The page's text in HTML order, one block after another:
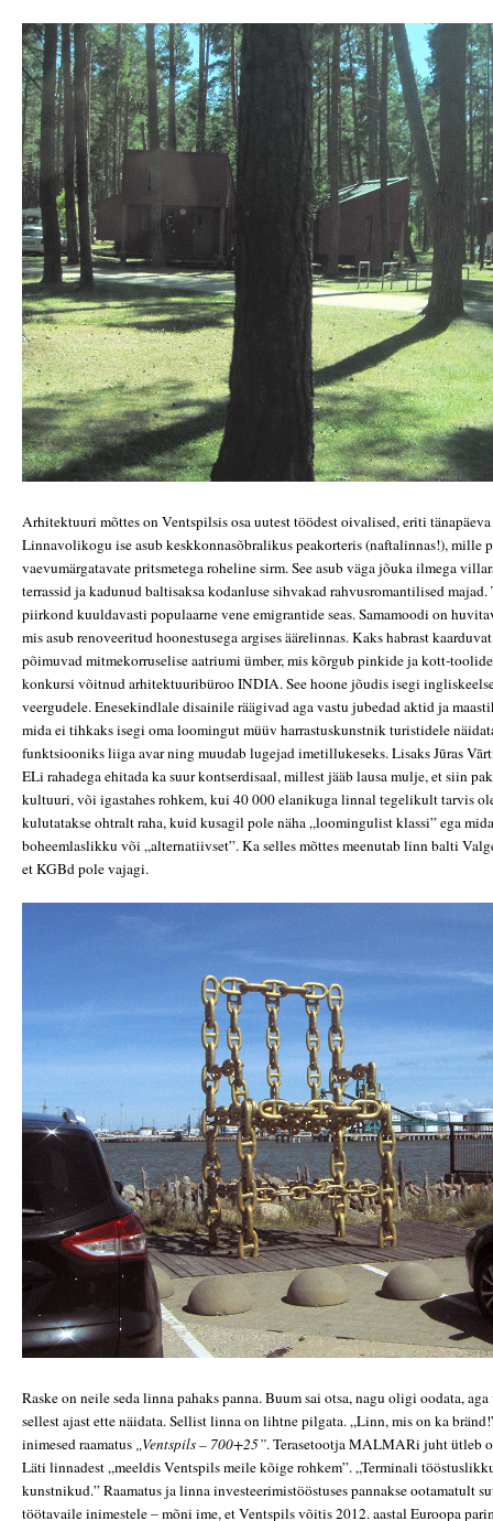
Arhitektuuri mõttes on Ventspilsis osa uutest töödest oivalised, eriti
Linnavolikogu ise asub keskkonnasõbralikus peakorteris (naftalinnas!), mille
vaevumärgatavate pritsmetega roheline sirm. See asub väga jõuka ilmega
terrassid ja kadunud baltisaksa kodanluse sihvakad rahvusromantilised majad.
piirkond kuuldavasti populaarne vene emigrantide seas. Samamoodi on
mis asub renoveeritud hoonestusega argises äärelinnas. Kaks habrast
põimuvad mitmekorruselise aatriumi ümber, mis kõrgub pinkide ja kott-
konkursi võitnud arhitektuuribüroo INDIA. See hoone jõudis isegi
veergudele. Enesekindlale disainile räägivad aga vastu jubedad aktid ja
mida ei tihkaks isegi oma loomingut müüv harrastuskunstnik turistidele
funktsiooniks liiga avar ning muudab lugejad imetillukeseks. Lisaks Jūras
ELi rahadega ehitada ka suur kontserdisaal, millest jääb lausa mulje, et siin
kultuuri, või igastahes rohkem, kui 40 000 elanikuga linnal tegelikult tarvis
kulutatakse ohtralt raha, kuid kusagil pole näha „loomingulist klassi” ega
boheemlaslikku või „alternatiivset”. Ka selles mõttes meenutab linn balti
et KGBd pole vajagi.
Raske on neile seda linna pahaks panna. Buum sai otsa, nagu oligi oodata,
sellest ajast ette näidata. Sellist linna on lihtne pilgata. „Linn, mis on ka
inimesed raamatus „Ventspils – 700+25”. Terasetootja MALMARi juht ütleb
Läti linnadest „meeldis Ventspils meile kõige rohkem”. „Terminali
kunstnikud.” Raamatus ja linna investeerimistööstuses pannakse ootamatult
töötavaile inimestele – mõni ime, et Ventspils võitis 2012. aastal Euroopa